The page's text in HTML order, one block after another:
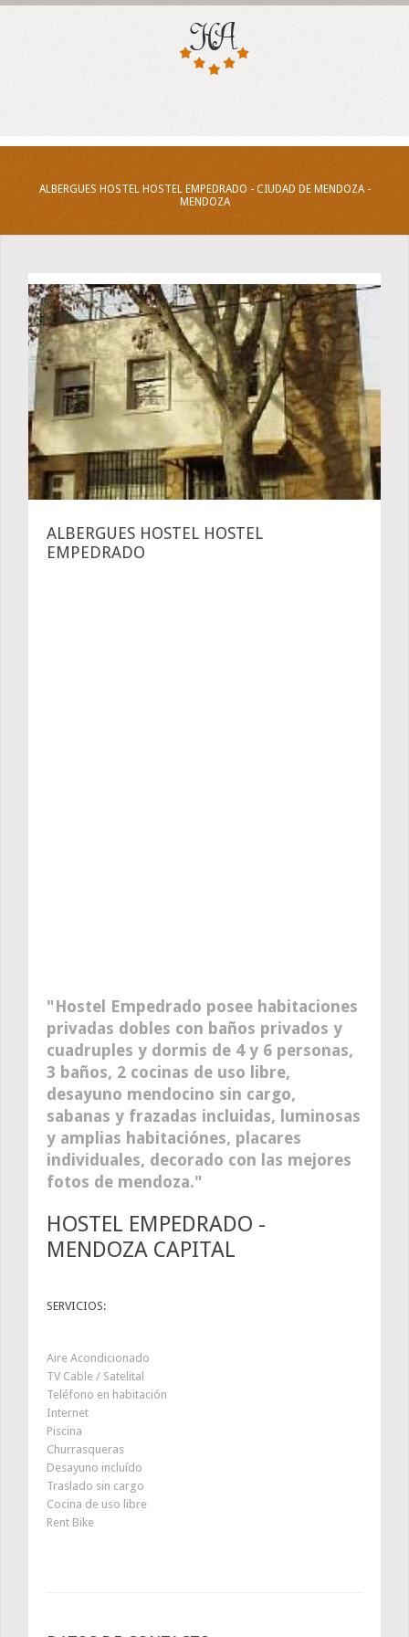
ALBERGUES HOSTEL HOSTEL EMPEDRADO - CIUDAD DE MENDOZA -
MENDOZA
ALBERGUES HOSTEL HOSTEL
EMPEDRADO
Hostel Empedrado posee habitaciones
privadas dobles con baños privados y
cuadruples y dormis de 4 y 6 personas,
3 baños, 2 cocinas de uso libre,
desayuno mendocino sin cargo,
sabanas y frazadas incluidas, luminosas
y amplias habitaciónes, placares
individuales, decorado con las mejores
fotos de mendoza.
HOSTEL EMPEDRADO -
MENDOZA CAPITAL
SERVICIOS:
Aire Acondicionado
TV Cable / Satelital
Teléfono en habitación
Internet
Piscina
Churrasqueras
Desayuno incluído
Traslado sin cargo
Cocina de uso libre
Rent Bike